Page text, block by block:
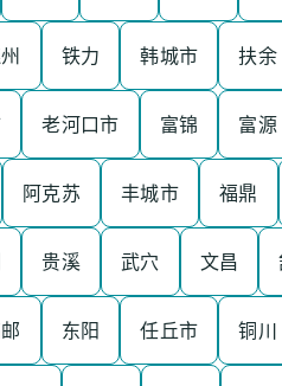
铁力 韩城市 扶余
老河口市 富锦 富源
阿克苏 丰城市 福鼎
贵溪 武穴 文昌
东阳 任丘市 铜川